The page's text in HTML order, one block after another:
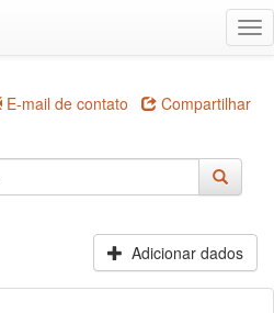
E-mail de contato Compartilhar
Adicionar dados